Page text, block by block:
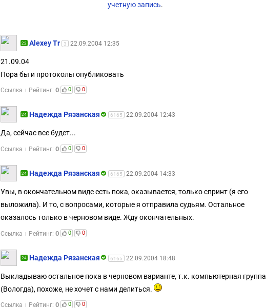
учетную запись.
22 Alexey Tr 3 22.09.2004 12:35
21.09.04
Пора бы и протоколы опубликовать
Ссылка Рейтинг: 0 0 0
24 Надежда Рязанская 6165 22.09.2004 12:43
Да, сейчас все будет...
Ссылка Рейтинг: 0 0 0
24 Надежда Рязанская 6165 22.09.2004 14:33
Увы, в окончательном виде есть пока, оказывается, только спринт (я его
выложила). И то, с вопросами, которые я отправила судьям. Остальное
оказалось только в черновом виде. Жду окончательных.
Ссылка Рейтинг: 0 0 0
24 Надежда Рязанская 6165 22.09.2004 18:48
Выкладываю остальное пока в черновом варианте, т.к. компьютерная группа
(Вологда), похоже, не хочет с нами делиться.
Ссылка Рейтинг: 0 0 0